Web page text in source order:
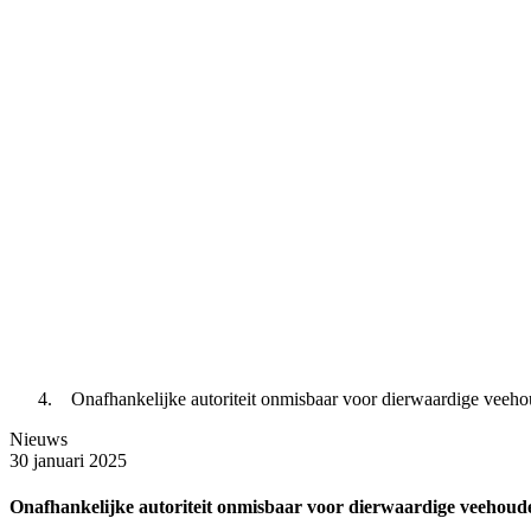
Onafhankelijke autoriteit onmisbaar voor dierwaardige
Nieuws
30 januari 2025
Onafhankelijke autoriteit onmisbaar voor dierwaardige